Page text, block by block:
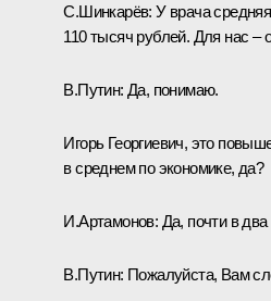
С.Шинкарёв: У врача
110 тысяч рублей. Для нас –
В.Путин: Да, понимаю.
Игорь Георгиевич, это
в среднем по экономике, да?
И.Артамонов: Да, почти в два
В.Путин: Пожалуйста, Вам